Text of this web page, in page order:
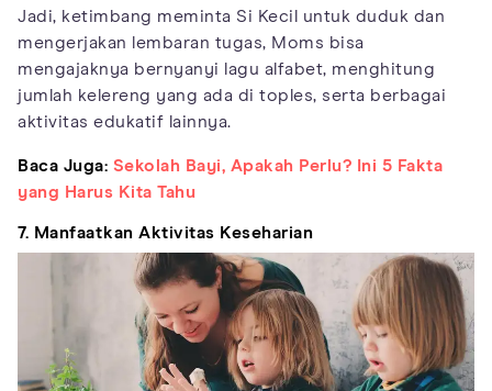
Jadi, ketimbang meminta Si Kecil untuk duduk dan
mengerjakan lembaran tugas, Moms bisa
mengajaknya bernyanyi lagu alfabet, menghitung
jumlah kelereng yang ada di toples, serta berbagai
aktivitas edukatif lainnya.
Baca Juga: Sekolah Bayi, Apakah Perlu? Ini 5 Fakta
yang Harus Kita Tahu
7. Manfaatkan Aktivitas Keseharian